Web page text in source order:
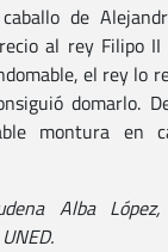
de
al rey Filipo II
el rey lo
domarlo.
montura en
Alba